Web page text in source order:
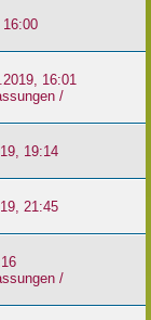
16:01
/
19:14
21:45
/